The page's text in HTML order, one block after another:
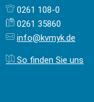
0261 108-0
0261 35860
info@kvmyk.de
So finden Sie uns